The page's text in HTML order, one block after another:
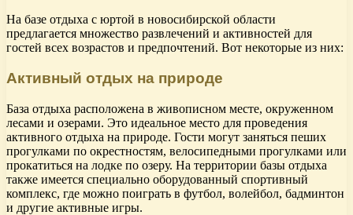
На базе отдыха с юртой в новосибирской области
предлагается множество развлечений и активностей для
гостей всех возрастов и предпочтений. Вот некоторые из них:
Активный отдых на природе
База отдыха расположена в живописном месте, окруженном
лесами и озерами. Это идеальное место для проведения
активного отдыха на природе. Гости могут заняться пеших
прогулками по окрестностям, велосипедными прогулками или
прокатиться на лодке по озеру. На территории базы отдыха
также имеется специально оборудованный спортивный
комплекс, где можно поиграть в футбол, волейбол, бадминтон
и другие активные игры.